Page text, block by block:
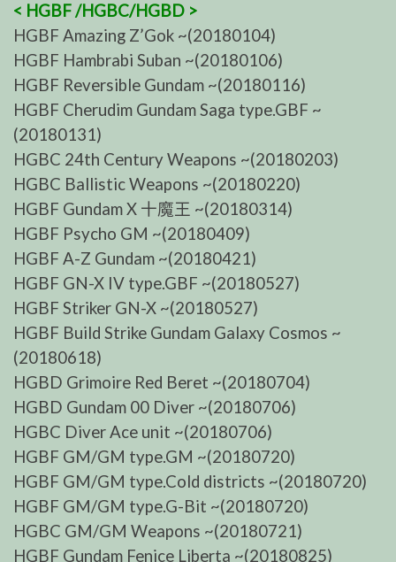
< HGBF /HGBC/HGBD >
HGBF Amazing Z’Gok ~(20180104)
HGBF Hambrabi Suban ~(20180106)
HGBF Reversible Gundam ~(20180116)
HGBF Cherudim Gundam Saga type.GBF ~
(20180131)
HGBC 24th Century Weapons ~(20180203)
HGBC Ballistic Weapons ~(20180220)
HGBF Gundam X 十魔王 ~(20180314)
HGBF Psycho GM ~(20180409)
HGBF A-Z Gundam ~(20180421)
HGBF GN-X IV type.GBF ~(20180527)
HGBF Striker GN-X ~(20180527)
HGBF Build Strike Gundam Galaxy Cosmos ~
(20180618)
HGBD Grimoire Red Beret ~(20180704)
HGBD Gundam 00 Diver ~(20180706)
HGBC Diver Ace unit ~(20180706)
HGBF GM/GM type.GM ~(20180720)
HGBF GM/GM type.Cold districts ~(20180720)
HGBF GM/GM type.G-Bit ~(20180720)
HGBC GM/GM Weapons ~(20180721)
HGBF Gundam Fenice Liberta ~(20180825)